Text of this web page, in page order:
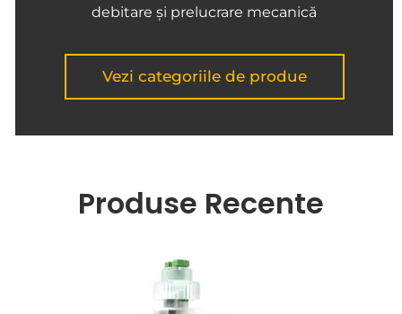
debitare și prelucrare mecanică
Vezi categoriile de produe
Produse Recente